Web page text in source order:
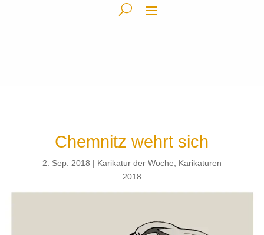
Chemnitz wehrt sich
2. Sep. 2018 Karikatur der Woche
Karikaturen
2018